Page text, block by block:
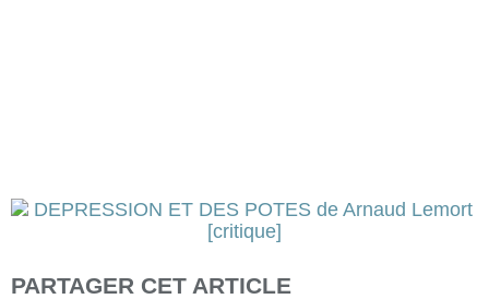
PARTAGER CET ARTICLE